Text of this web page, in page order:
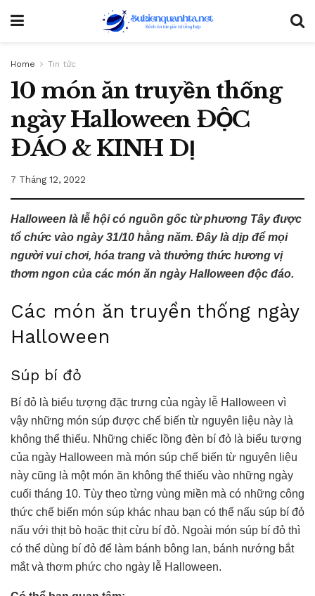
Home Tin tức
10 món ăn truyền thống
ngày Halloween ĐỘC
ĐÁO & KINH DỊ
7 Tháng 12, 2022
Halloween là lễ hội có nguồn gốc từ phương Tây được
tổ chức vào ngày 31/10 hằng năm. Đây là dịp để mọi
người vui chơi, hóa trang và thưởng thức hương vị
thơm ngon của các món ăn ngày Halloween độc đáo.
Các món ăn truyền thống ngày
Halloween
Súp bí đỏ
Bí đỏ là biểu tượng đặc trưng của ngày lễ Halloween vì
vậy những món súp được chế biến từ nguyên liệu này là
không thể thiếu. Những chiếc lồng đèn bí đỏ là biểu tượng
của ngày Halloween mà món súp chế biến từ nguyên liệu
này cũng là một món ăn không thể thiếu vào những ngày
cuối tháng 10. Tùy theo từng vùng miền mà có những công
thức chế biến món súp khác nhau bạn có thể nấu súp bí đỏ
nấu với thịt bò hoặc thịt cừu bí đỏ. Ngoài món súp bí đỏ thì
có thể dùng bí đỏ để làm bánh bông lan, bánh nướng bắt
mắt và thơm phức cho ngày lễ Halloween.